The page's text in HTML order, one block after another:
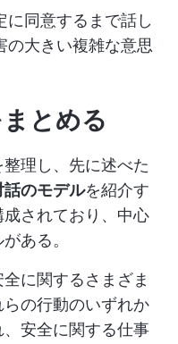
に同意するまで話し
の大きい複雑な意思
とめる
理し、先に述べた
話のモデルを紹介す
されており、中心
ある。
に関するさまざま
の行動のいずれか
安全に関する仕事